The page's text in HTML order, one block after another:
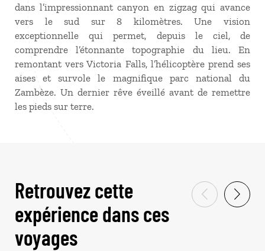
dans l’impressionnant canyon en zigzag qui avance
vers le sud sur 8 kilomètres. Une vision
exceptionnelle qui permet, depuis le ciel, de
comprendre l’étonnante topographie du lieu. En
remontant vers Victoria Falls, l’hélicoptère prend ses
aises et survole le magnifique parc national du
Zambèze. Un dernier rêve éveillé avant de remettre
les pieds sur terre.
Retrouvez cette
expérience dans ces
voyages